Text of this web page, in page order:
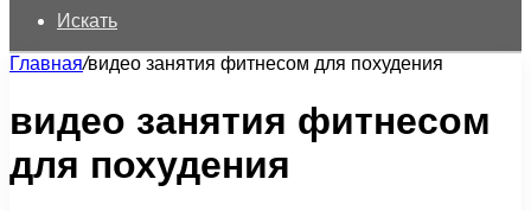
Искать
Главная/видео занятия фитнесом для похудения
видео занятия фитнесом
для похудения